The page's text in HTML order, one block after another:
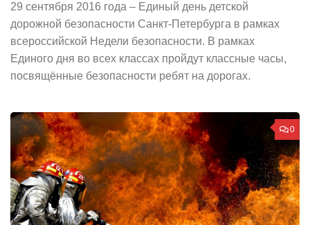
29 сентября 2016 года – Единый день детской
дорожной безопасности Санкт-Петербурга в рамках
всероссийской Недели безопасности. В рамках
Единого дня во всех классах пройдут классные часы,
посвящённые безопасности ребят на дорогах.
0